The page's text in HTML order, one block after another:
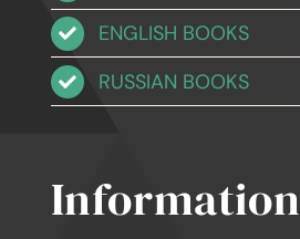
ENGLISH BOOKS
RUSSIAN BOOKS
Information